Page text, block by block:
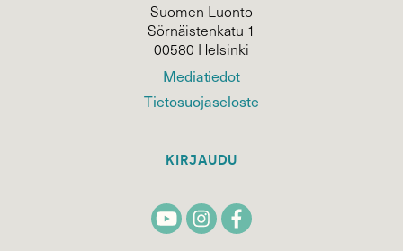
Suomen Luonto
Sörnäistenkatu 1
00580 Helsinki
Mediatiedot
Tietosuojaseloste
KIRJAUDU